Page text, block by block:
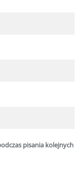
pisania kolejnych